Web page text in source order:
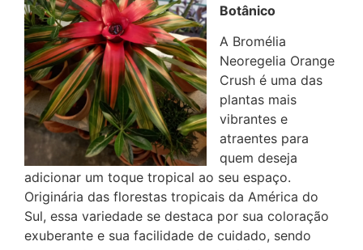
Botânico
A Bromélia
Neoregelia Orange
Crush é uma das
plantas mais
vibrantes e
atraentes para
quem deseja
adicionar um toque tropical ao seu espaço.
Originária das florestas tropicais da América do
Sul, essa variedade se destaca por sua coloração
exuberante e sua facilidade de cuidado, sendo